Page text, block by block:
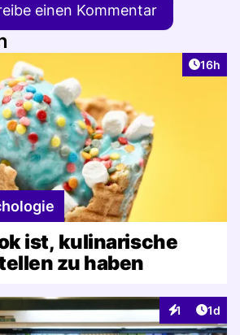
einen Kommentar
Artikel
16h
ist, kulinarische
zu haben
1
Interaktionen
1d